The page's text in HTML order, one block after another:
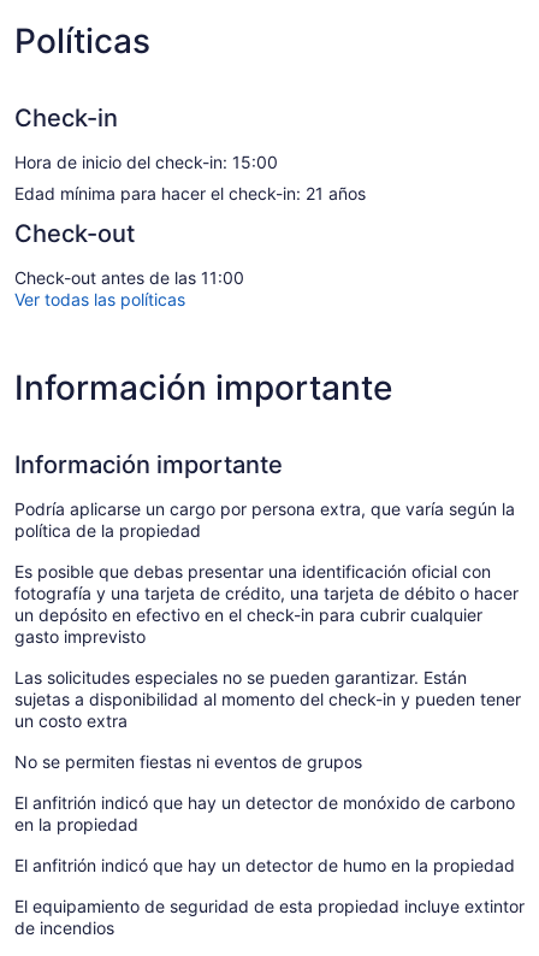
Políticas
Check-in
Hora de inicio del check-in: 15:00
Edad mínima para hacer el check-in: 21 años
Check-out
Check-out antes de las 11:00
Ver todas las políticas
Información importante
Información importante
Podría aplicarse un cargo por persona extra, que varía según la
política de la propiedad
Es posible que debas presentar una identificación oficial con
fotografía y una tarjeta de crédito, una tarjeta de débito o hacer
un depósito en efectivo en el check-in para cubrir cualquier
gasto imprevisto
Las solicitudes especiales no se pueden garantizar. Están
sujetas a disponibilidad al momento del check-in y pueden tener
un costo extra
No se permiten fiestas ni eventos de grupos
El anfitrión indicó que hay un detector de monóxido de carbono
en la propiedad
El anfitrión indicó que hay un detector de humo en la propiedad
El equipamiento de seguridad de esta propiedad incluye extintor
de incendios